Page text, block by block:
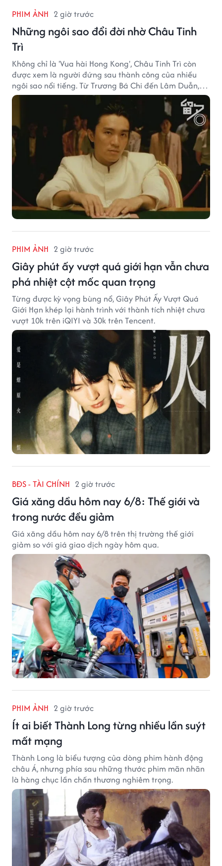
PHIM ẢNH 2 giờ trước
Những ngôi sao đổi đời nhờ Châu Tinh
Trì
Không chỉ là 'Vua hài Hong Kong', Châu Tinh Trì còn
được xem là người đứng sau thành công của nhiều
ngôi sao nổi tiếng. Từ Trương Bá Chi đến Lâm Duẫn,
không ít diễn viên đã bước sang trang mới trong sự
nghiệp nhờ cơ hội từ Châu Tinh Trì.
PHIM ẢNH 2 giờ trước
Giây phút ấy vượt quá giới hạn vẫn chưa
phá nhiệt cột mốc quan trọng
Từng được kỳ vọng bùng nổ, Giây Phút Ấy Vượt Quá
Giới Hạn khép lại hành trình với thành tích nhiệt chưa
vượt 10k trên iQIYI và 30k trên Tencent.
BĐS - TÀI CHÍNH 2 giờ trước
Giá xăng dầu hôm nay 6/8: Thế giới và
trong nước đều giảm
Giá xăng dầu hôm nay 6/8 trên thị trường thế giới
giảm so với giá giao dịch ngày hôm qua.
PHIM ẢNH 2 giờ trước
Ít ai biết Thành Long từng nhiều lần suýt
mất mạng
Thành Long là biểu tượng của dòng phim hành động
châu Á, nhưng phía sau những thước phim mãn nhãn
là hàng chục lần chấn thương nghiêm trọng.